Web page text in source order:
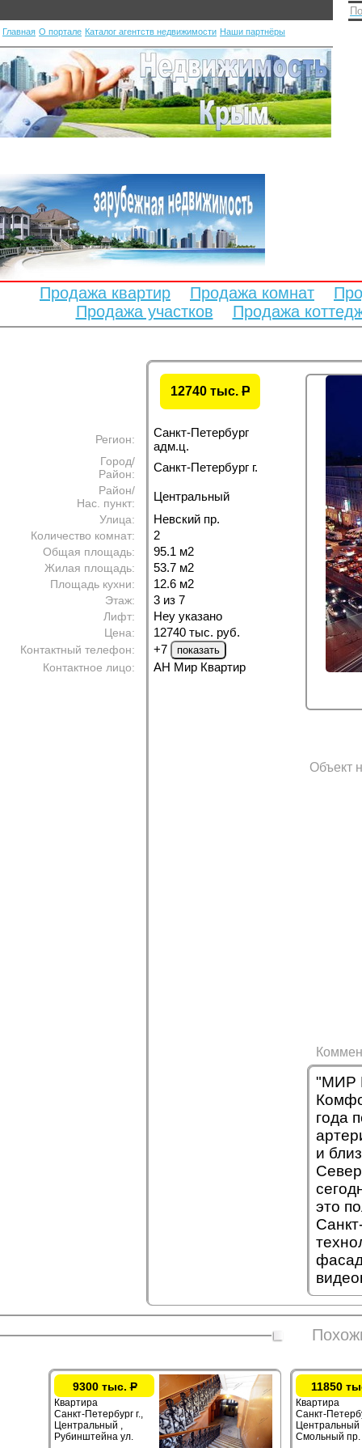
Главная О портале Каталог агентств недвижимости Наши партнёры
Продажа квартир Продажа комнат
Продажа участков
Продажа
12740 тыс. P
Регион:
Санкт-Петербург
адм.ц.
Город/
Район:
Санкт-Петербург г.
Район/
Нас. пункт:
Центральный
Улица: Невский пр.
Количество комнат: 2
Общая площадь: 95.1 м2
Жилая площадь: 53.7 м2
Площадь кухни: 12.6 м2
Этаж: 3 из 7
Лифт: Неу указано
Цена: 12740 тыс. руб.
Контактный телефон: +7
Контактное лицо: АН Мир Квартир
Объект
"МИР
года
и
это
9300 тыс.Р
Квартира
Санкт-Петербург г.,
Центральный ,
Рубинштейна ул.
11850
Квартира
Санкт-
Центральный
Смольный пр.